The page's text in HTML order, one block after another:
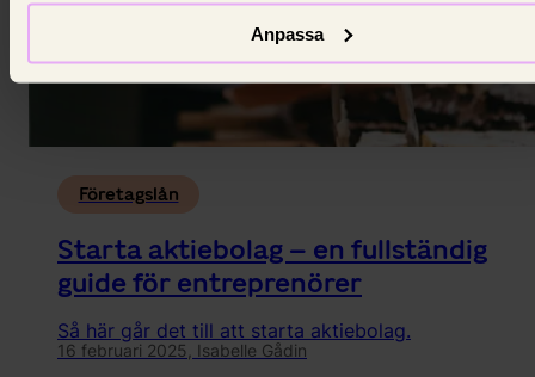
Anpassa
Företagslån
Starta aktiebolag – en fullständig
guide för entreprenörer
Så här går det till att starta aktiebolag.
16 februari 2025, Isabelle Gådin